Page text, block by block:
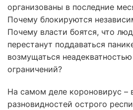
организованы в последние
Почему блокируются
Почему власти боятся, что
перестанут поддаваться
возмущаться
ограничений?
На самом деле короновирус –
разновидностей острого